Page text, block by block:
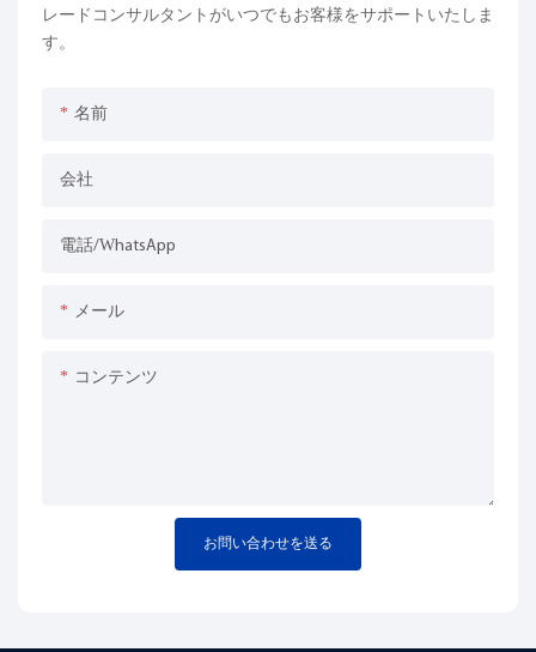
レードコンサルタントがいつでもお客様をサポ​​ートいたしま
す。
名前
会社
電話/WhatsApp
メール
コンテンツ
お問い合わせを送る